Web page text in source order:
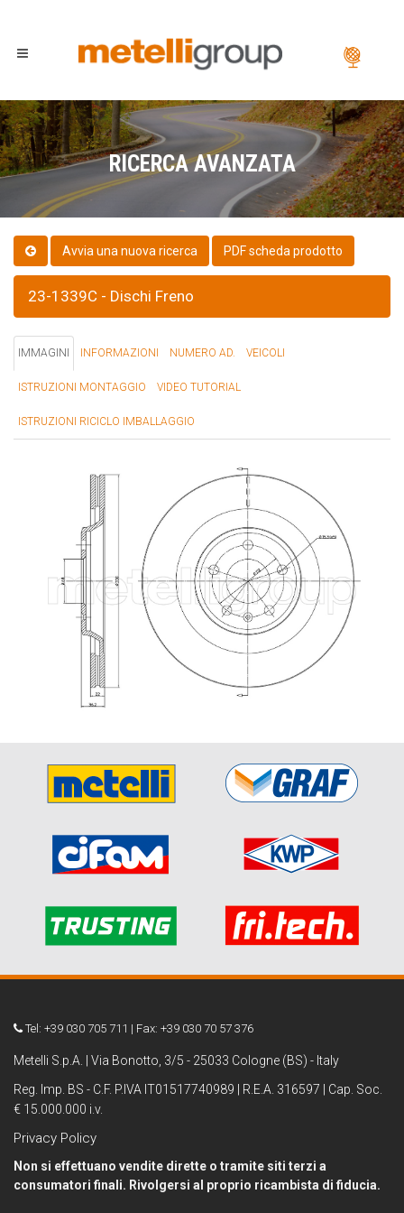
RICERCA AVANZATA
PDF scheda prodotto
23-1339C - Dischi Freno
IMMAGINI INFORMAZIONI NUMERO AD. VEICOLI
ISTRUZIONI MONTAGGIO VIDEO TUTORIAL
ISTRUZIONI RICICLO IMBALLAGGIO
Tel: +39 030 705 711 | Fax: +39 030 70 57 376
Metelli S.p.A. | Via Bonotto, 3/5 - 25033 Cologne (BS) - Italy
Reg. Imp. BS - C.F. P.IVA IT01517740989 | R.E.A. 316597 | Cap. Soc.
€ 15.000.000 i.v.
Privacy Policy
Non si effettuano vendite dirette o tramite siti terzi a
consumatori finali. Rivolgersi al proprio ricambista di fiducia.